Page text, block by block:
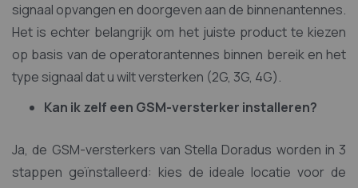
signaal opvangen en doorgeven aan de binnenantennes.
Het is echter belangrijk om het juiste product te kiezen
op basis van de operatorantennes binnen bereik en het
type signaal dat u wilt versterken (2G, 3G, 4G).
Kan ik zelf een GSM-versterker installeren?
Ja, de GSM-versterkers van Stella Doradus worden in 3
stappen geïnstalleerd: kies de ideale locatie voor de